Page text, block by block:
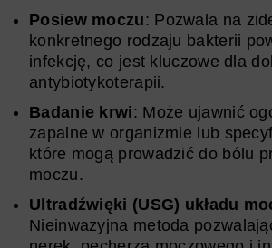
Posiew moczu: Pozwala na
konkretnego rodzaju bakterii
infekcję, co jest kluczowe dla
antybiotykoterapii.
Badanie krwi: Może ujawnić
zapalne w organizmie lub
które mogą prowadzić do bólu
moczu.
Ultradźwięki (USG) układu
Nieinwazyjna metoda